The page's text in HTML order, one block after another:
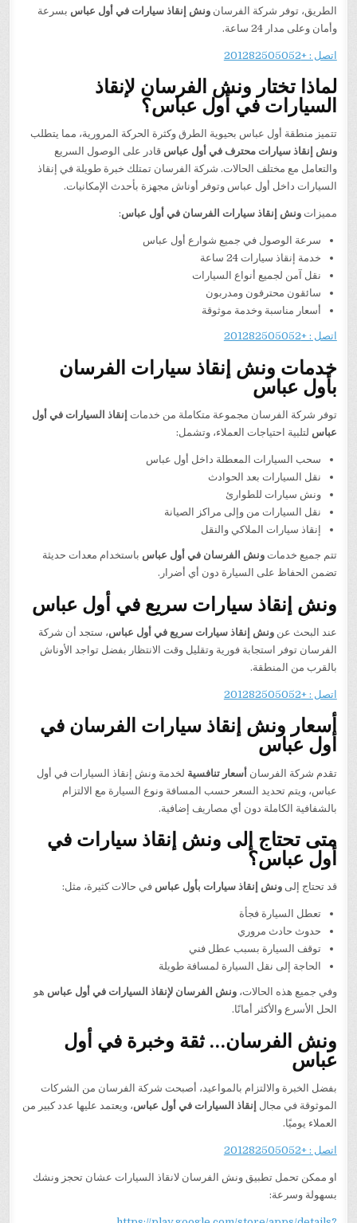
الطريق، توفر شركة الفرسانونش إنقاذ سيارات في أول عباس بسرعة
وأمان وعلى مدار 24 ساعة.
اتصل : +201282505052
لماذا تختار ونش الفرسان لإنقاذ
السيارات في أول عباس؟
تتميز منطقة أول عباس بحيوية الطرق وكثرة الحركة المرورية، مما يتطلب
ونش إنقاذ سيارات محترف في أول عباس قادر على الوصول السريع
والتعامل مع مختلف الحالات. شركة الفرسان تمتلك خبرة طويلة في إنقاذ
السيارات داخل أول عباس وتوفر أوناش مجهزة بأحدث الإمكانيات.
مميزاتونش إنقاذ سيارات الفرسان في أول عباس:
سرعة الوصول في جميع شوارع أول عباس
خدمة إنقاذ سيارات 24 ساعة
نقل آمن لجميع أنواع السيارات
سائقون محترفون ومدربون
أسعار مناسبة وخدمة موثوقة
اتصل : +201282505052
خدمات ونش إنقاذ سيارات الفرسان
بأول عباس
توفر شركة الفرسان مجموعة متكاملة من خدمات إنقاذ السيارات في أول
عباس لتلبية احتياجات العملاء، وتشمل:
سحب السيارات المعطلة داخل أول عباس
نقل السيارات بعد الحوادث
ونش سيارات للطوارئ
نقل السيارات من وإلى مراكز الصيانة
إنقاذ سيارات الملاكي والنقل
تتم جميع خدماتونش الفرسان في أول عباس باستخدام معدات حديثة
تضمن الحفاظ على السيارة دون أي أضرار.
ونش إنقاذ سيارات سريع في أول عباس
عند البحث عنونش إنقاذ سيارات سريع في أول عباس، ستجد أن شركة
الفرسان توفر استجابة فورية وتقليل وقت الانتظار بفضل تواجد الأوناش
بالقرب من المنطقة.
اتصل : +201282505052
أسعار ونش إنقاذ سيارات الفرسان في
أول عباس
تقدم شركة الفرسانأسعار تنافسية لخدمة ونش إنقاذ السيارات في أول
عباس، ويتم تحديد السعر حسب المسافة ونوع السيارة مع الالتزام
بالشفافية الكاملة دون أي مصاريف إضافية.
متى تحتاج إلى ونش إنقاذ سيارات في
أول عباس؟
قد تحتاج إلىونش إنقاذ سيارات بأول عباس في حالات كثيرة، مثل:
تعطل السيارة فجأة
حدوث حادث مروري
توقف السيارة بسبب عطل فني
الحاجة إلى نقل السيارة لمسافة طويلة
وفي جميع هذه الحالات،ونش الفرسان لإنقاذ السيارات في أول عباس هو
الحل الأسرع والأكثر أمانًا.
ونش الفرسان… ثقة وخبرة في أول
عباس
بفضل الخبرة والالتزام بالمواعيد، أصبحت شركة الفرسان من الشركات
الموثوقة في مجال إنقاذ السيارات في أول عباس، ويعتمد عليها عدد كبير من
العملاء يوميًا.
اتصل : +201282505052
او ممكن تحمل تطبيق ونش الفرسان لانقاذ السيارات عشان تحجز ونشك
بسهولة وسرعة: